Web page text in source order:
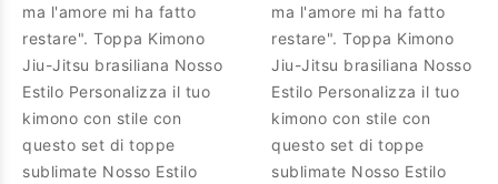
ma l'amore mi ha fatto
restare". Toppa Kimono
Jiu-Jitsu brasiliana Nosso
Estilo Personalizza il tuo
kimono con stile con
questo set di toppe
sublimate Nosso Estilo
ma l'amore mi ha fatto
restare". Toppa Kimono
Jiu-Jitsu brasiliana Nosso
Estilo Personalizza il tuo
kimono con stile con
questo set di toppe
sublimate Nosso Estilo